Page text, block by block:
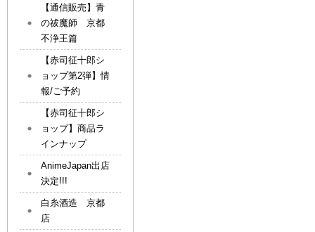
【通信販売】青
の祓魔師 京都
不浄王篇
【赤司征十郎シ
ョップ第2弾】情
報/ご予約
【赤司征十郎シ
ョップ】商品ラ
インナップ
AnimeJapan出店
決定!!!
白糸酒造 京都
店